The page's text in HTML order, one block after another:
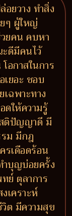
ยวาง ทำสิ่ง
ๆ ผู้ใหญ่
ยคน คบหา
ดีมีคนไว้
อกาสในการ
ยอะ ชอบ
ฉพาะทาง
ให้ความรู้
ติปัญญาดี มี
ม มีกฎ
รเดือดร้อน
ำบุญบ่อยครั้ง
ย์ ตุลาการ
เคราะห์
ต มีความสุข